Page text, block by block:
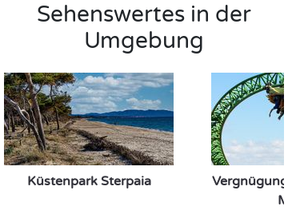
Sehenswertes in der
Umgebung
Küstenpark Sterpaia